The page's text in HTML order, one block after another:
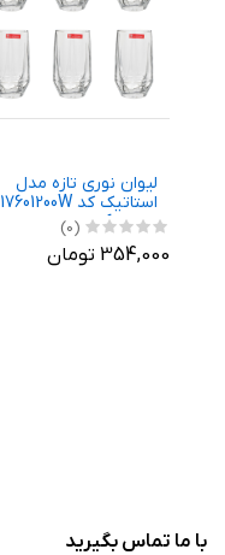
لیوان نوری تازه مدل
استاتيک کد NT17601200W
بسته 6 عددی
(0)
354,000 تومان
با ما تماس بگیرید